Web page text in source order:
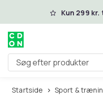
Spring til Kun 299
Søg efter produkter
Startside Sport &